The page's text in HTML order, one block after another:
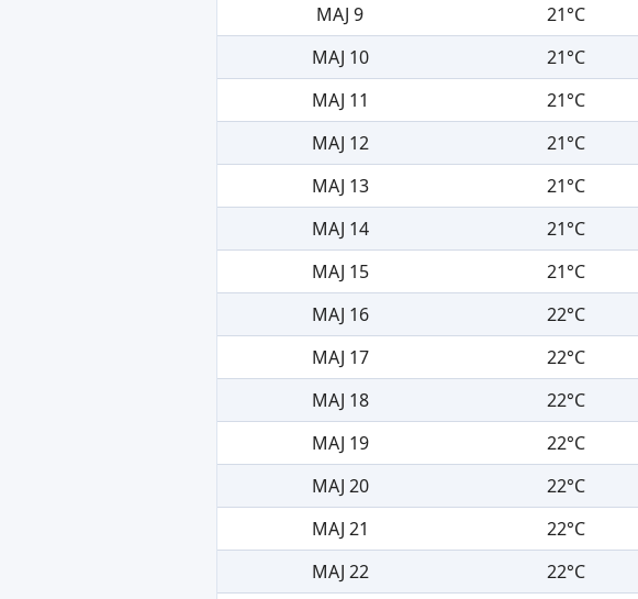
MAJ 9
21°C
MAJ 10
21°C
MAJ 11
21°C
MAJ 12
21°C
MAJ 13
21°C
MAJ 14
21°C
MAJ 15
21°C
MAJ 16
22°C
MAJ 17
22°C
MAJ 18
22°C
MAJ 19
22°C
MAJ 20
22°C
MAJ 21
22°C
MAJ 22
22°C